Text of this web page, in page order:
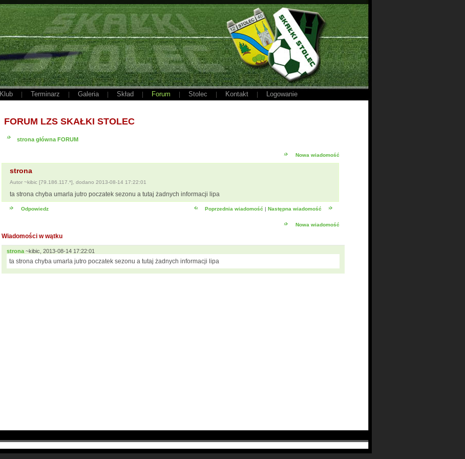
Klub Terminarz Galeria Skład Forum Stolec Kontakt Logowanie
FORUM LZS SKAŁKI STOLEC
strona główna FORUM
Nowa wiadomość
strona
Autor ~kibic [79.186.117.*], dodano 2013-08-14 17:22:01
ta strona chyba umarla jutro poczatek sezonu a tutaj żadnych informacji lipa
Odpowiedz Poprzednia wiadomość |Następna wiadomość
Nowa wiadomość
Wiadomości w wątku
strona ~kibic, 2013-08-14 17:22:01
ta strona chyba umarla jutro poczatek sezonu a tutaj żadnych informacji lipa